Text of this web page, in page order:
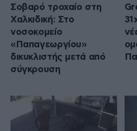
Σοβαρό τροχαίο στη
Χαλκιδική: Στο
νοσοκομείο
«Παπαγεωργίου»
δικυκλιστής μετά από
σύγκρουση